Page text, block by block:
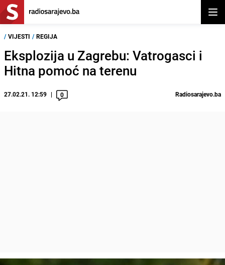
/ VIJESTI / REGIJA
Eksplozija u Zagrebu: Vatrogasci i
Hitna pomoć na terenu
27.02.21. 12:59 0 Radiosarajevo.ba